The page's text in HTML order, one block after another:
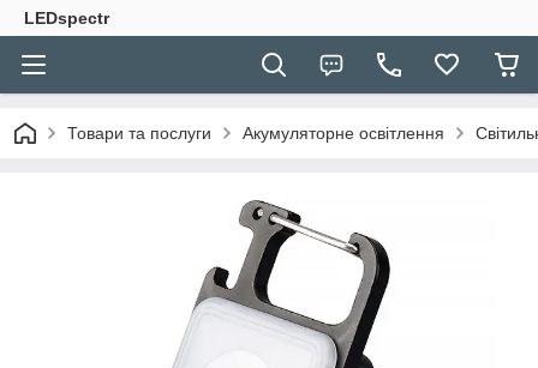
LEDspectr
Товари та послуги Акумуляторне освітлення